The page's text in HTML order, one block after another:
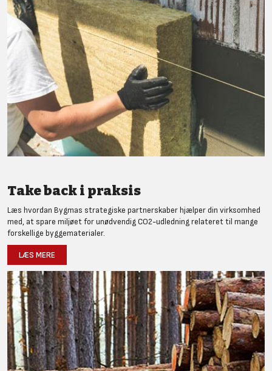
Take back i praksis
Læs hvordan Bygmas strategiske partnerskaber hjælper din virksomhed
med, at spare miljøet for unødvendig CO2-udledning relateret til mange
forskellige byggematerialer.
LÆS MERE